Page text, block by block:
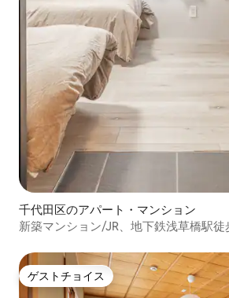
千代田区のアパート・マンション
新築マンション/JR、地下鉄浅草橋駅徒
ゲストチョイス
ゲストチョイス